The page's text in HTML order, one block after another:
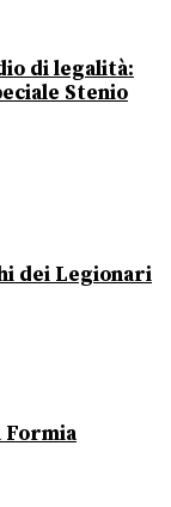
di legalità:
Stenio
dei Legionari
Formia